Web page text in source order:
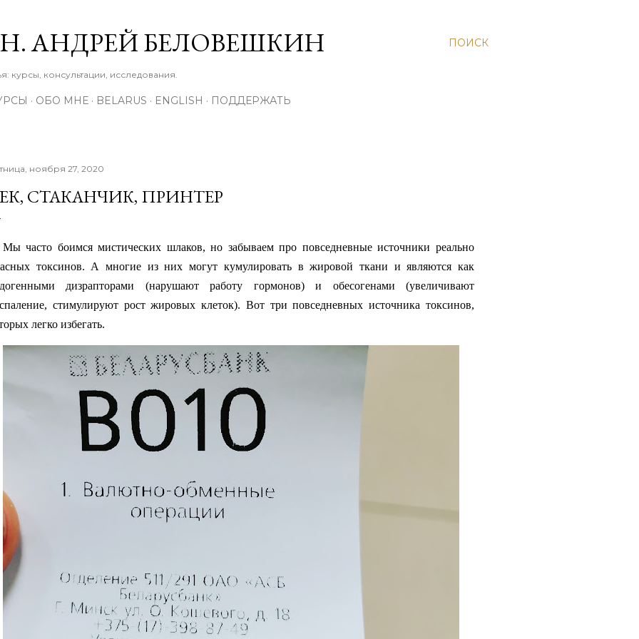
ПОИСК
АНДРЕЙ БЕЛОВЕШКИН
курсы, консультации, исследования.
ОБО МНЕ BELARUS ENGLISH ПОДДЕРЖАТЬ
ноября 27, 2020
СТАКАНЧИК, ПРИНТЕР
часто боимся мистических шлаков, но забываем про повседневные источники реально
токсинов. А многие из них могут кумулировать в жировой ткани и являются как
дизрапторами (нарушают работу гормонов) и обесогенами (увеличивают
стимулируют рост жировых клеток). Вот три повседневных источника токсинов,
легко избегать.